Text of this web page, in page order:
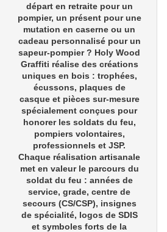
départ en retraite pour un
pompier, un présent pour une
mutation en caserne ou un
cadeau personnalisé pour un
sapeur-pompier? Holy Wood
Graffiti réalise des créations
uniques en bois : trophées,
écussons, plaques de
casque et pièces sur-mesure
spécialement conçues pour
honorer les soldats du feu,
pompiers volontaires,
professionnels et JSP.
Chaque réalisation artisanale
met en valeur le parcours du
soldat du feu : années de
service, grade, centre de
secours (CS/CSP), insignes
de spécialité, logos de SDIS
et symboles forts de la